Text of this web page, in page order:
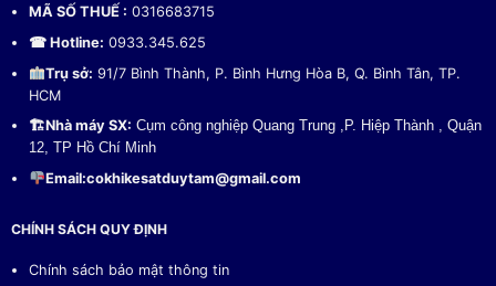
MÃ SỐ THUẾ : 0316683715
☎ Hotline: 0933.345.625
Trụ sở: 91/7 Bình Thành, P. Bình Hưng Hòa B, Q. Bình Tân, TP.
HCM
🏗Nhà máy SX: Cụm công nghiệp Quang Trung ,P. Hiệp Thành , Quận
12, TP Hồ Chí Minh
Email:cokhikesatduytam@gmail.com
CHÍNH SÁCH QUY ĐỊNH
Chính sách bảo mật thông tin